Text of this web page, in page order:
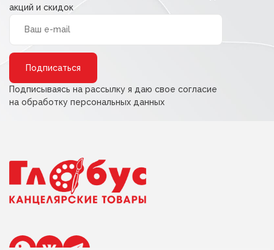
акций и скидок
Подписываясь на рассылку я даю свое согласие
на обработку персональных данных